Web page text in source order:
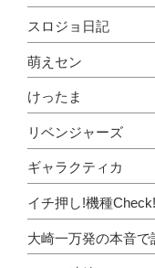
スロジョ日記
萌えセン
けったま
リベンジャーズ
ギャラクティカ
イチ押し!機種Check!
大崎一万発の本音で